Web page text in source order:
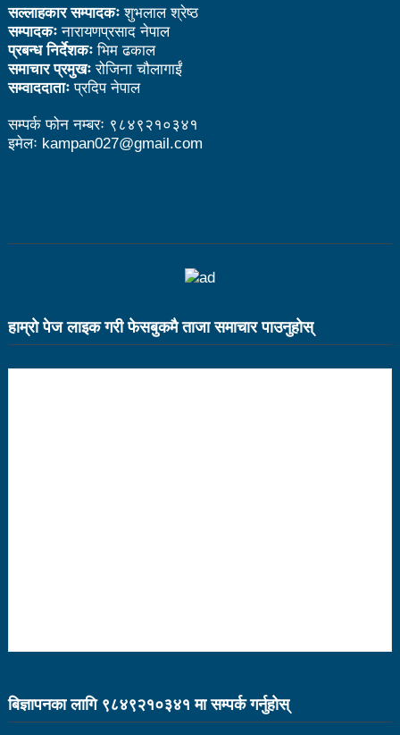
जनकलाकार श्रेष्ठ साँस्कृतिक संस्थानको सञ्चालक सदस्यमा
नियुक्त
उल्लु संरक्षक राजु आचार्यलाई बेलायतमा ह्वाइटली अवार्ड
संकलन
पर्यटन क्षेत्रको विकासका लागि निजीक्षेत्रसँग सहकार्य गरी
नीतिगत सुधार गर्ने छौँ: मन्त्री तामाङ
निकुञ्ज वार्डेनको ज्यादती: मध्यवर्ती क्षेत्र उपभोक्ता समितिलाई
नै बाइपास, काग्रेसले बुझायो प्रजिअलाई ज्ञापनपत्र
नुवाकोट च्याम्पियन
पर्यटन क्षेत्रको समस्या समाधानका लागि साझा मुद्दा बनाएर अघि
सल्लाहकार सम्पादकःशुभलाल श्रेष्ठ
सम्पादकःनारायणप्रसाद नेपाल
प्रबन्ध निर्देशकःभिम ढकाल
समाचार प्रमुखःरोजिना चौलागाईं
सम्वाददाताःप्रदिप नेपाल
सम्पर्क फोन नम्बरः ९८४९२१०३४१
इमेलः kampan027@gmail.com
हाम्राे पेज लाइक गरी फेसबुकमै ताजा समाचार पाउनुहाेस्
बिज्ञापनका लागि ९८४९२१०३४१ मा सम्पर्क गर्नुहाेस्